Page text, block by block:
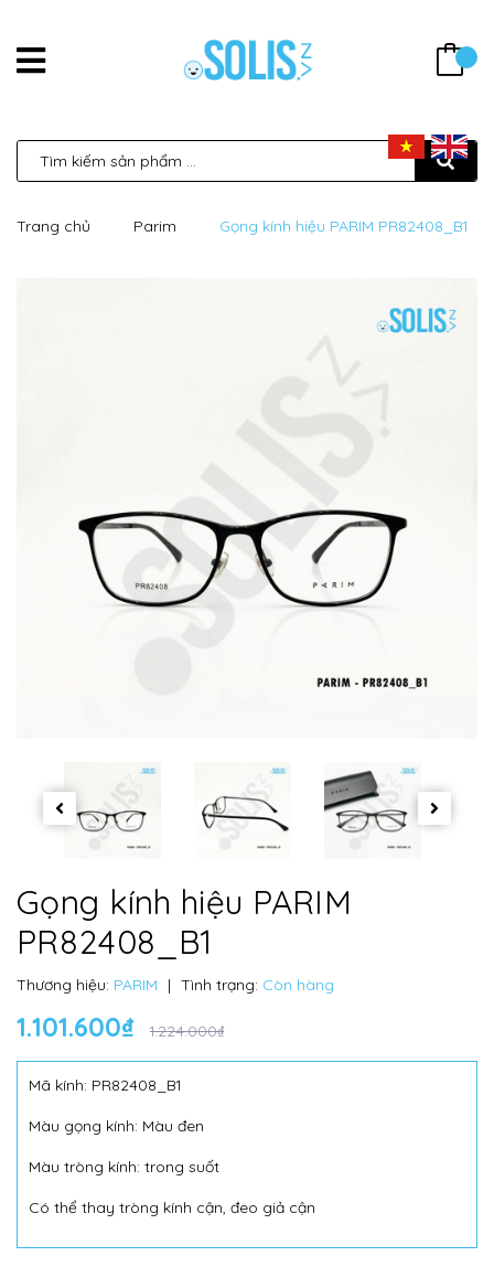
Trang chủ Parim Gọng kính hiệu PARIM PR82408_B1
Gọng kính hiệu PARIM
PR82408_B1
Thương hiệu: PARIM | Tình trạng: Còn hàng
1.101.600₫ 1.224.000₫
Mã kính: PR82408_B1
Màu gọng kính: Màu đen
Màu tròng kính: trong suốt
Có thể thay tròng kính cận, đeo giả cận